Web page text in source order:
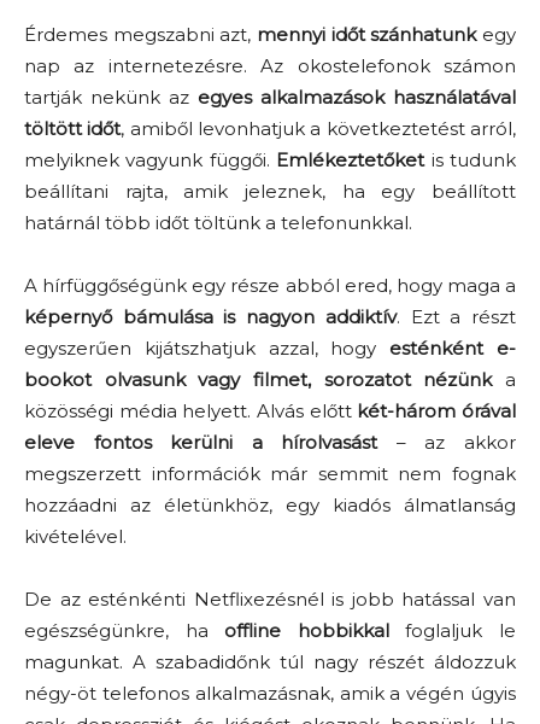
Érdemes megszabni azt, mennyi időt szánhatunkegy
nap az internetezésre. Az okostelefonok számon
tartják nekünk az egyes alkalmazások használatával
töltött időt, amiből levonhatjuk a következtetést arról,
melyiknek vagyunk függői. Emlékeztetőketis tudunk
beállítani rajta, amik jeleznek, ha egy beállított
határnál több időt töltünk a telefonunkkal.
A hírfüggőségünk egy része abból ered, hogy maga a
képernyő bámulása is nagyon addiktív. Ezt a részt
egyszerűen kijátszhatjuk azzal, hogy esténként e-
bookot olvasunk vagy filmet, sorozatot nézünka
közösségi média helyett. Alvás előtt két-három órával
eleve fontos kerülni a hírolvasást– az akkor
megszerzett információk már semmit nem fognak
hozzáadni az életünkhöz, egy kiadós álmatlanság
kivételével.
De az esténkénti Netflixezésnél is jobb hatással van
egészségünkre, ha offline hobbikkalfoglaljuk le
magunkat. A szabadidőnk túl nagy részét áldozzuk
négy-öt telefonos alkalmazásnak, amik a végén úgyis